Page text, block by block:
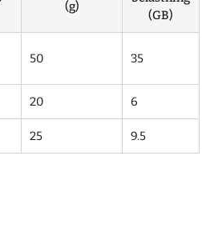
(g)
(GB)
50 35
20 6
25 9.5